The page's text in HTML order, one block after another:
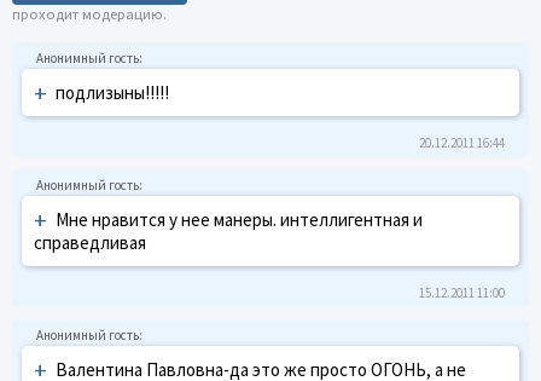
проходит модерацию.
+ подлизыны!!!!!
20.12.2011 16:44
+ Мне нравится у нее манеры. интеллигентная и
справедливая
15.12.2011 11:00
+ Валентина Павловна-да это же просто ОГОНЬ, а не